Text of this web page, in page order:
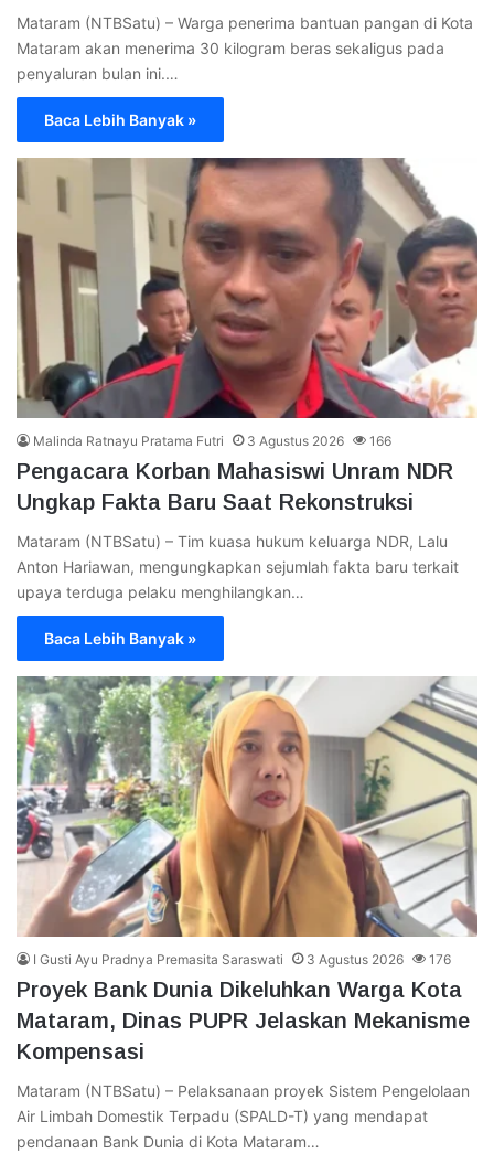
Mataram (NTBSatu) – Warga penerima bantuan pangan di Kota
Mataram akan menerima 30 kilogram beras sekaligus pada
penyaluran bulan ini.…
Baca Lebih Banyak »
Malinda Ratnayu Pratama Futri 3 Agustus 2026 166
Pengacara Korban Mahasiswi Unram NDR
Ungkap Fakta Baru Saat Rekonstruksi
Mataram (NTBSatu) – Tim kuasa hukum keluarga NDR, Lalu
Anton Hariawan, mengungkapkan sejumlah fakta baru terkait
upaya terduga pelaku menghilangkan…
Baca Lebih Banyak »
I Gusti Ayu Pradnya Premasita Saraswati 3 Agustus 2026 176
Proyek Bank Dunia Dikeluhkan Warga Kota
Mataram, Dinas PUPR Jelaskan Mekanisme
Kompensasi
Mataram (NTBSatu) – Pelaksanaan proyek Sistem Pengelolaan
Air Limbah Domestik Terpadu (SPALD-T) yang mendapat
pendanaan Bank Dunia di Kota Mataram…